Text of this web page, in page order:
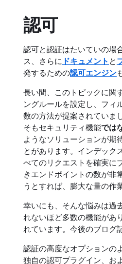
認可
認可と認証はたいていの場
ス、さらに ドキュメント と
発するための認可エンジン
長い間、このトピックに関
ングルールを設定し、フィ
数の方法が提案されていま
そもセキュリティ機能では
ようなソリューションが期
とがあります。インデック
べてのリクエストを確実に
きエンドポイントの数が非
うとすれば、膨大な量の作
幸いにも、そんな悩みは過
れないほど多数の機能があ
れています。今後のブログ
認証の高度なオプションの
独自の認可プラグイン、お